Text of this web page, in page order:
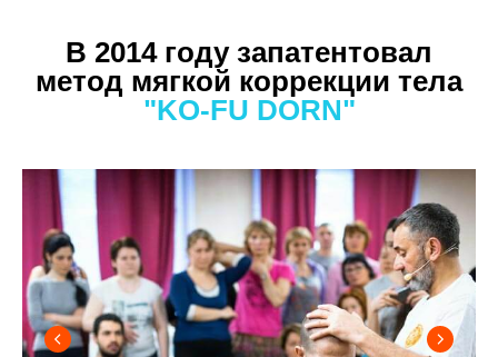
В 2014 году запатентовал
метод мягкой коррекции тела
"KO-FU DORN"